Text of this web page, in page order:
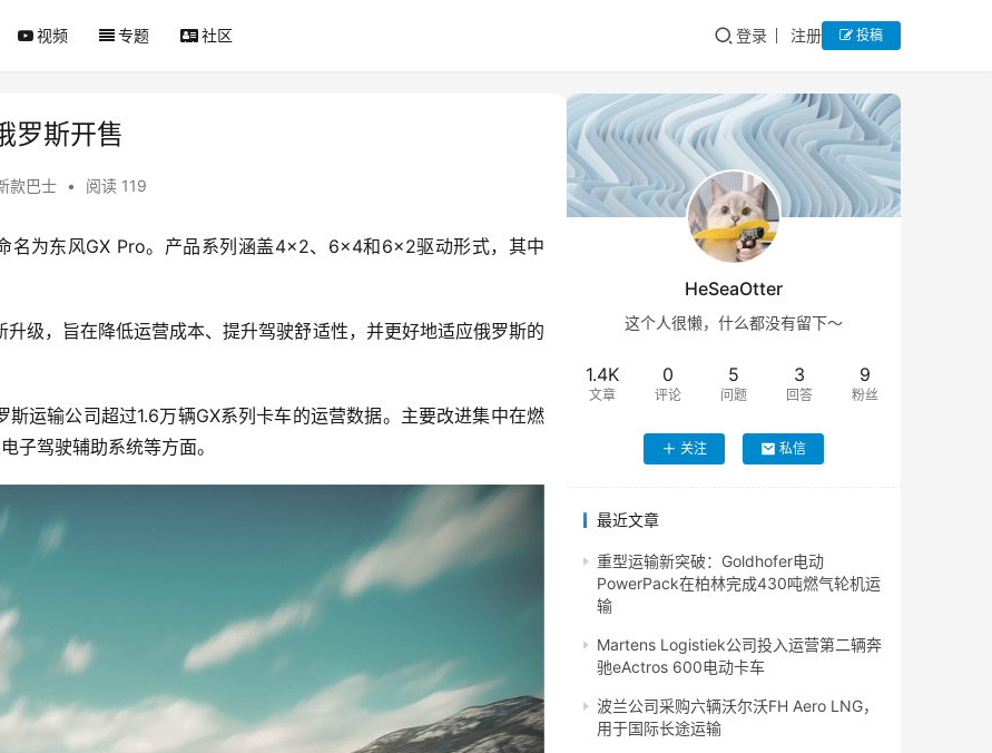
视频 专题 社区 登录 注册 投稿
罗斯开售
款巴士 • 阅读 119
名为东风GX Pro。产品系列涵盖4×2、6×4和6×2驱动形式，其中
级，旨在降低运营成本、提升驾驶舒适性，并更好地适应俄罗斯的
运输公司超过1.6万辆GX系列卡车的运营数据。主要改进集中在燃
子驾驶辅助系统等方面。
HeSeaOtter
这个人很懒，什么都没有留下～
1.4K
文章
0
评论
5
问题
3
回答
9
粉丝
关注 私信
最近文章
重型运输新突破：Goldhofer电动
PowerPack在柏林完成430吨燃气轮机运
输
Martens Logistiek公司投入运营第二辆奔
驰eActros 600电动卡车
波兰公司采购六辆沃尔沃FH Aero LNG，
用于国际长途运输